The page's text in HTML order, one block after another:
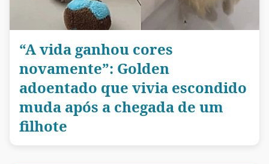
“A vida ganhou cores
novamente”: Golden
adoentado que vivia escondido
muda após a chegada de um
filhote